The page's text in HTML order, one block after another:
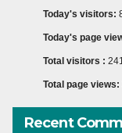
Today's visitors:
Today's page
Total visitors :
Total page views:
Recent